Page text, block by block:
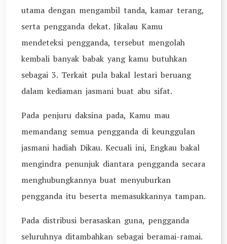
utama dengan mengambil tanda, kamar terang,
serta pengganda dekat. Jikalau Kamu
mendeteksi pengganda, tersebut mengolah
kembali banyak babak yang kamu butuhkan
sebagai 3. Terkait pula bakal lestari beruang
dalam kediaman jasmani buat abu sifat.
Pada penjuru daksina pada, Kamu mau
memandang semua pengganda di keunggulan
jasmani hadiah Dikau. Kecuali ini, Engkau bakal
mengindra penunjuk diantara pengganda secara
menghubungkannya buat menyuburkan
pengganda itu beserta memasukkannya tampan.
Pada distribusi berasaskan guna, pengganda
seluruhnya ditambahkan sebagai beramai-ramai.